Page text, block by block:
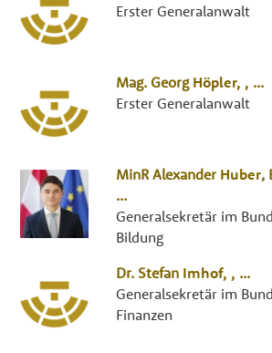
Erster Generalanwalt
Mag. Georg Höpler, , ...
Erster Generalanwalt
MinR Alexander Huber,
...
Generalsekretär im
Bildung
Dr. Stefan Imhof, , ...
Generalsekretär im
Finanzen